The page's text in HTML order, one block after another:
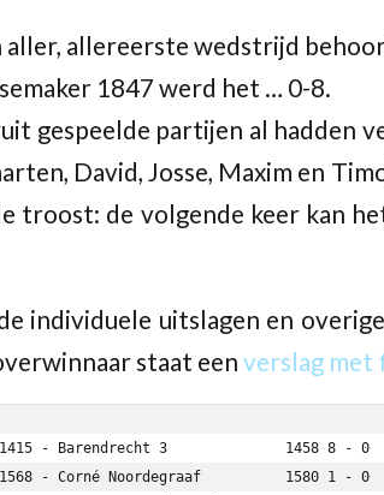
allereerste wedstrijd
1847 werd het … 0-8.
gespeelde partijen al hadden
David, Josse, Maxim en
troost: de volgende keer kan
individuele uitslagen en
staat een verslag met
- Barendrecht 3              1458 8 - 0